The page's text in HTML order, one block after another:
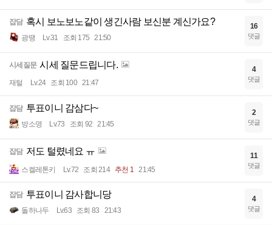
잡담 혹시 보노보노같이 생긴사람 보신분 계신가요?
광땡 Lv.31 조회 175 21:50
16
댓글
시세질문 시세 질문드립니다.
재털 Lv.24 조회 100 21:47
4
댓글
잡담 투표이니 감삼다~
방소명 Lv.73 조회 92 21:45
2
댓글
잡담 저도 털렸네요 ㅠ
스켈레톤키 Lv.72 조회 214 추천 1 21:45
11
댓글
잡담 투표이니 감사합니당
돌하나두 Lv.63 조회 83 21:43
4
댓글